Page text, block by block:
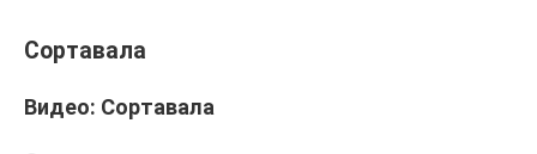
Сортавала
Видео: Сортавала